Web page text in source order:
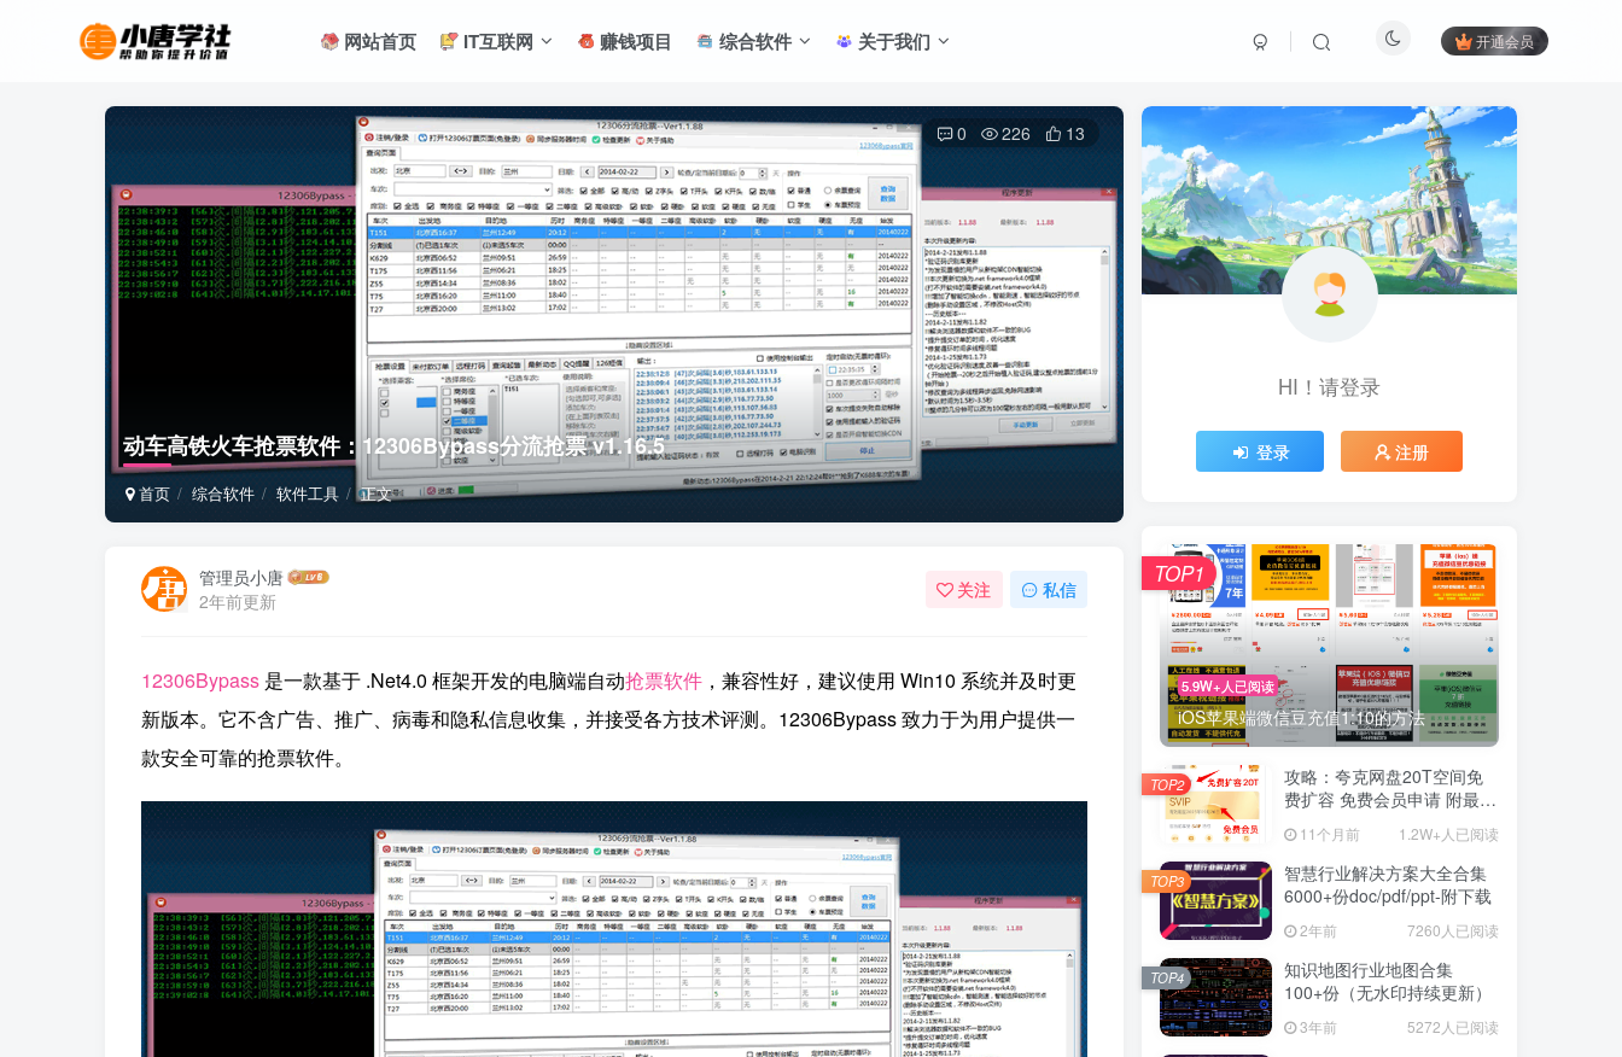
网站首页 IT互联网 赚钱项目 综合软件 关于我们 开通会员
动车高铁火车抢票软件：12306Bypass分流抢票 v1.16.5
首页 综合软件 软件工具 正文
0 226 13
管理员小唐
2年前更新
关注 私信
12306Bypass 是一款基于 .Net4.0 框架开发的电脑端自动抢票软件 ，兼容性好，建议使用 Win10 系统并及时更
新版本。它不含广告、推广、病毒和隐私信息收集，并接受各方技术评测。12306Bypass 致力于为用户提供一
款安全可靠的抢票软件。
HI！请登录
登录 注册
5.9W+人已阅读
iOS苹果端微信豆充值1:10的方法
TOP1
攻略：夸克网盘20T空间免
费扩容 免费会员申请 附最新
申请步骤和技巧
11个月前 1.2W+人已阅读
TOP2
智慧行业解决方案大全合集
6000+份doc/pdf/ppt-附下载
2年前 7260人已阅读
TOP3
知识地图行业地图合集
100+份（无水印持续更新）
3年前 5272人已阅读
TOP4